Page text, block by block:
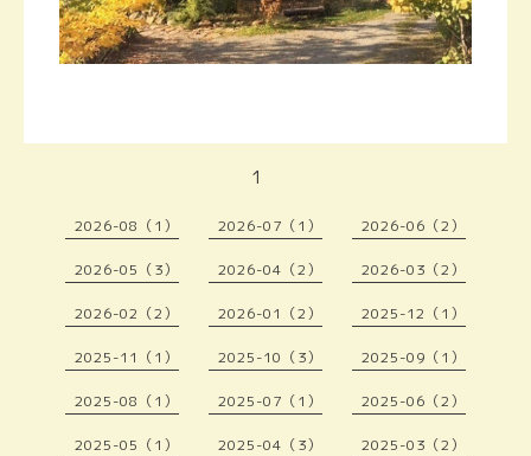
1
2026-08（1） 2026-07（1） 2026-06（2）
2026-05（3） 2026-04（2） 2026-03（2）
2026-02（2） 2026-01（2） 2025-12（1）
2025-11（1） 2025-10（3） 2025-09（1）
2025-08（1） 2025-07（1） 2025-06（2）
2025-05（1） 2025-04（3） 2025-03（2）